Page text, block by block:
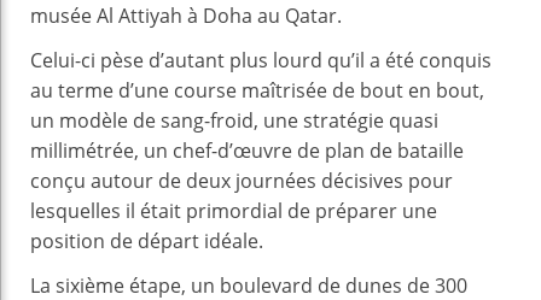
musée Al Attiyah à Doha au Qatar.
Celui-ci pèse d’autant plus lourd qu’il a été conquis
au terme d’une course maîtrisée de bout en bout,
un modèle de sang-froid, une stratégie quasi
millimétrée, un chef-d’œuvre de plan de bataille
conçu autour de deux journées décisives pour
lesquelles il était primordial de préparer une
position de départ idéale.
La sixième étape, un boulevard de dunes de 300